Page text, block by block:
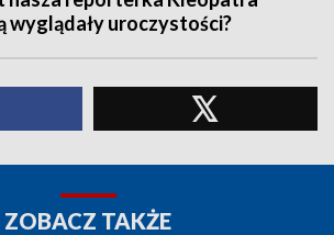
wyglądały uroczystości?
ZOBACZ TAKŻE